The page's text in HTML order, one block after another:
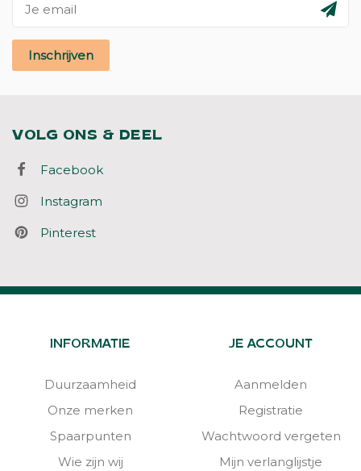
Inschrijven
VOLG ONS & DEEL
Facebook
Instagram
Pinterest
INFORMATIE
Duurzaamheid
Onze merken
Spaarpunten
Wie zijn wij
JE ACCOUNT
Aanmelden
Registratie
Wachtwoord vergeten
Mijn verlanglijstje